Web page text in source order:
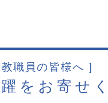
職員の皆様へ ]
をお寄せ